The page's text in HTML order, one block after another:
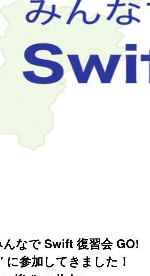
なで Swift 復習会 GO!
に参加してきました！